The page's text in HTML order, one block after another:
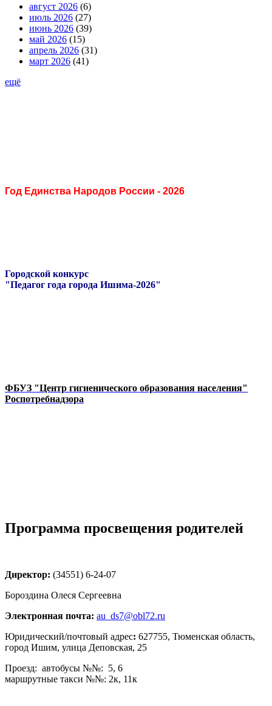
август 2026 (6)
июль 2026 (27)
июнь 2026 (39)
май 2026 (15)
апрель 2026 (31)
март 2026 (41)
ещё
Год Единства Народов России - 2026
Городской конкурс
"Педагог года города Ишима-2026"
ФБУЗ "Центр гигиенического образования населения"
Роспотребнадзора
Программа просвещения родителей
Директор: (34551) 6-24-07
Бороздина Олеся Сергеевна
Электронная почта: au_ds7@obl72.ru
Юридический/почтовый адрес: 627755, Тюменская область,
город Ишим, улица Деповская, 25
Проезд: автобусы №№: 5, 6
маршрутные такси №№: 2к, 11к